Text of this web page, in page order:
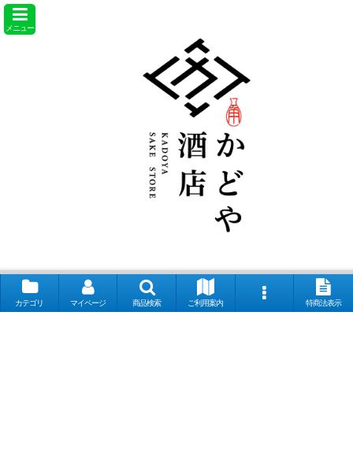
メニュー
カテゴリ マイページ 商品検索 ご利用案内 特商法表示